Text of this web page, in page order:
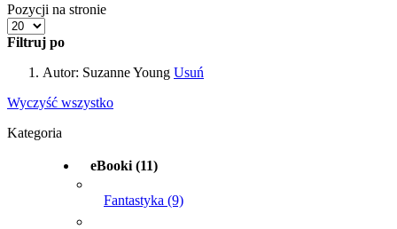
Pozycji na stronie
Filtruj po
Autor: Suzanne Young Usuń
Wyczyść wszystko
Kategoria
eBooki (11)
Fantastyka (9)